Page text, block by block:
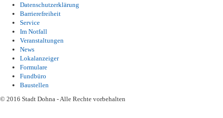
Datenschutzerklärung
Barrierefreiheit
Service
Im Notfall
Veranstaltungen
News
Lokalanzeiger
Formulare
Fundbüro
Baustellen
© 2016 Stadt Dohna - Alle Rechte vorbehalten